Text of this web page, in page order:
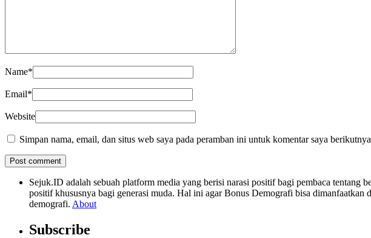
Name*
Email*
Website
Simpan nama, email, dan situs web saya pada peramban ini untuk komentar saya
Sejuk.ID adalah sebuah platform media yang berisi narasi positif bagi pembaca
positif khususnya bagi generasi muda. Hal ini agar Bonus Demografi bisa dimanfaatkan
demografi. About
Subscribe